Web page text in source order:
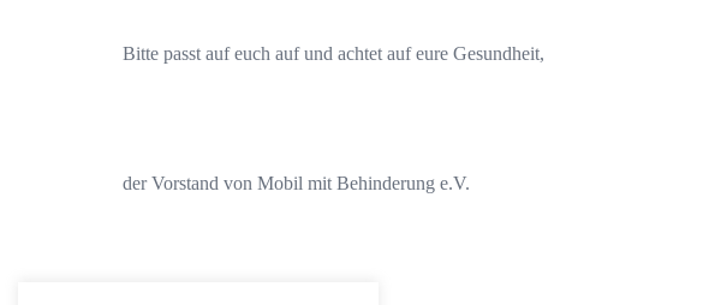
Bitte passt auf euch auf und achtet auf eure Gesundheit,
der Vorstand von Mobil mit Behinderung e.V.